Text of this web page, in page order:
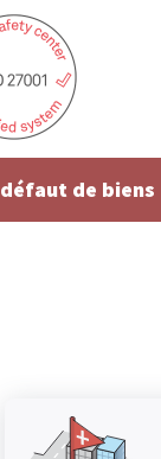
de biens